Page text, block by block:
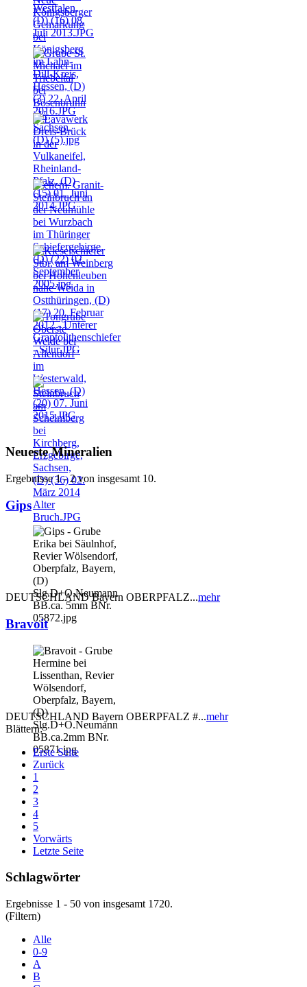
Neueste Mineralien
Ergebnisse 1 - 2 von insgesamt 10.
Gips
DEUTSCHLAND Bayern OBERPFALZ...mehr
Bravoit
DEUTSCHLAND Bayern OBERPFALZ #...mehr
Blättern:
Erste Seite
Zurück
1
2
3
4
5
Vorwärts
Letzte Seite
Schlagwörter
Ergebnisse 1 - 50 von insgesamt 1720.
(Filtern)
Alle
0-9
A
B